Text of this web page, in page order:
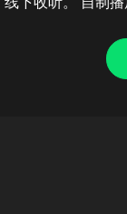
线下收听。 自制播